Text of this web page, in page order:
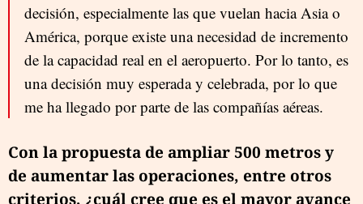
decisión, especialmente las que vuelan hacia Asia o
América, porque existe una necesidad de incremento
de la capacidad real en el aeropuerto. Por lo tanto, es
una decisión muy esperada y celebrada, por lo que
me ha llegado por parte de las compañías aéreas.
Con la propuesta de ampliar 500 metros y
de aumentar las operaciones, entre otros
criterios, ¿cuál cree que es el mayor avance